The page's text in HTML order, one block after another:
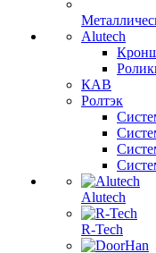
Alutech
КАВ
Ролтэк
Alutech
R-Tech